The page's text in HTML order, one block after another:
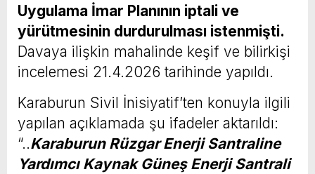
Uygulama İmar Planının iptali ve
yürütmesinin durdurulması istenmişti.
Davaya ilişkin mahalinde keşif ve bilirkişi
incelemesi 21.4.2026 tarihinde yapıldı.
Karaburun Sivil İnisiyatif’ten konuyla ilgili
yapılan açıklamada şu ifadeler aktarıldı:
“..Karaburun Rüzgar Enerji Santraline
Yardımcı Kaynak Güneş Enerji Santrali